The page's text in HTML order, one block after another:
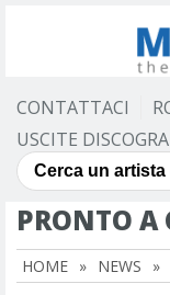
CONTATTACI
USCITE
PRONTO A
HOME » NEWS »